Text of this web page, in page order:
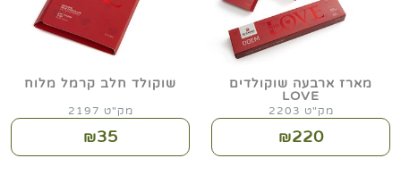
מארז ארבעה שוקולדים
LOVE
מק"ט 2203
₪220
שוקולד חלב קרמל מלוח
מק"ט 2197
₪35